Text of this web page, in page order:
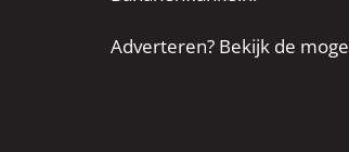
Adverteren? Bekijk de